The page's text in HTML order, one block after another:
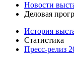
Новости
Деловая
История
Статистика
Пресс-релиз